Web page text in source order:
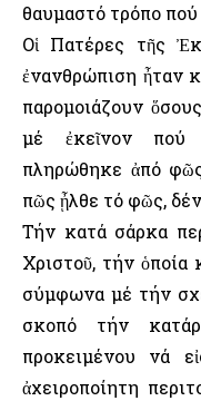
θαυμαστό τρόπο
Οἱ Πατέρες τῆς
ἐνανθρώπιση ἦταν
παρομοιάζουν
μέ ἐκεῖνον πού
πληρώθηκε ἀπό
πῶς ᾖλθε τό φῶς,
Τήν κατά σάρκα
Χριστοῦ, τήν ὁποία
σύμφωνα μέ τήν
σκοπό τήν
προκειμένου νά
ἀχειροποίητη